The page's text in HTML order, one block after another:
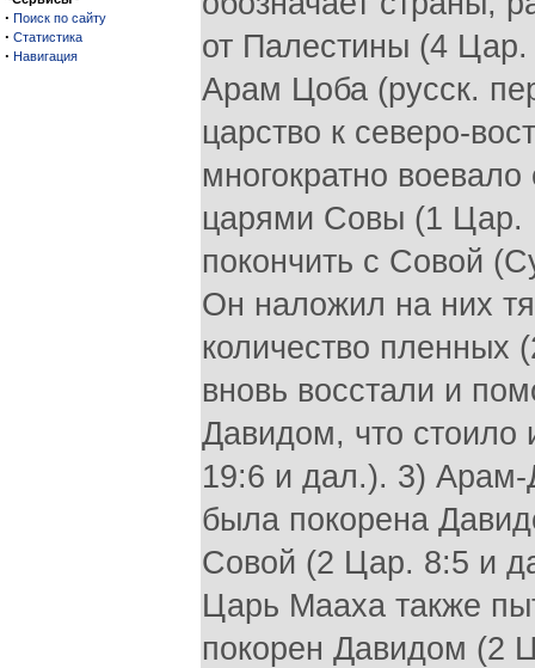
· Поиск по сайту
· Статистика
· Навигация
от Палестины (4 Цар.
Арам Цоба (русск.
царство к северо-
многократно
царями Совы (1 Цар.
покончить с Совой
Он наложил на них
количество
вновь восстали и
Давидом, что стоило
19:6 и дал.). 3) Арам-
была покорена
Совой (2 Цар. 8:5 и
Царь Мааха также
покорен Давидом (2